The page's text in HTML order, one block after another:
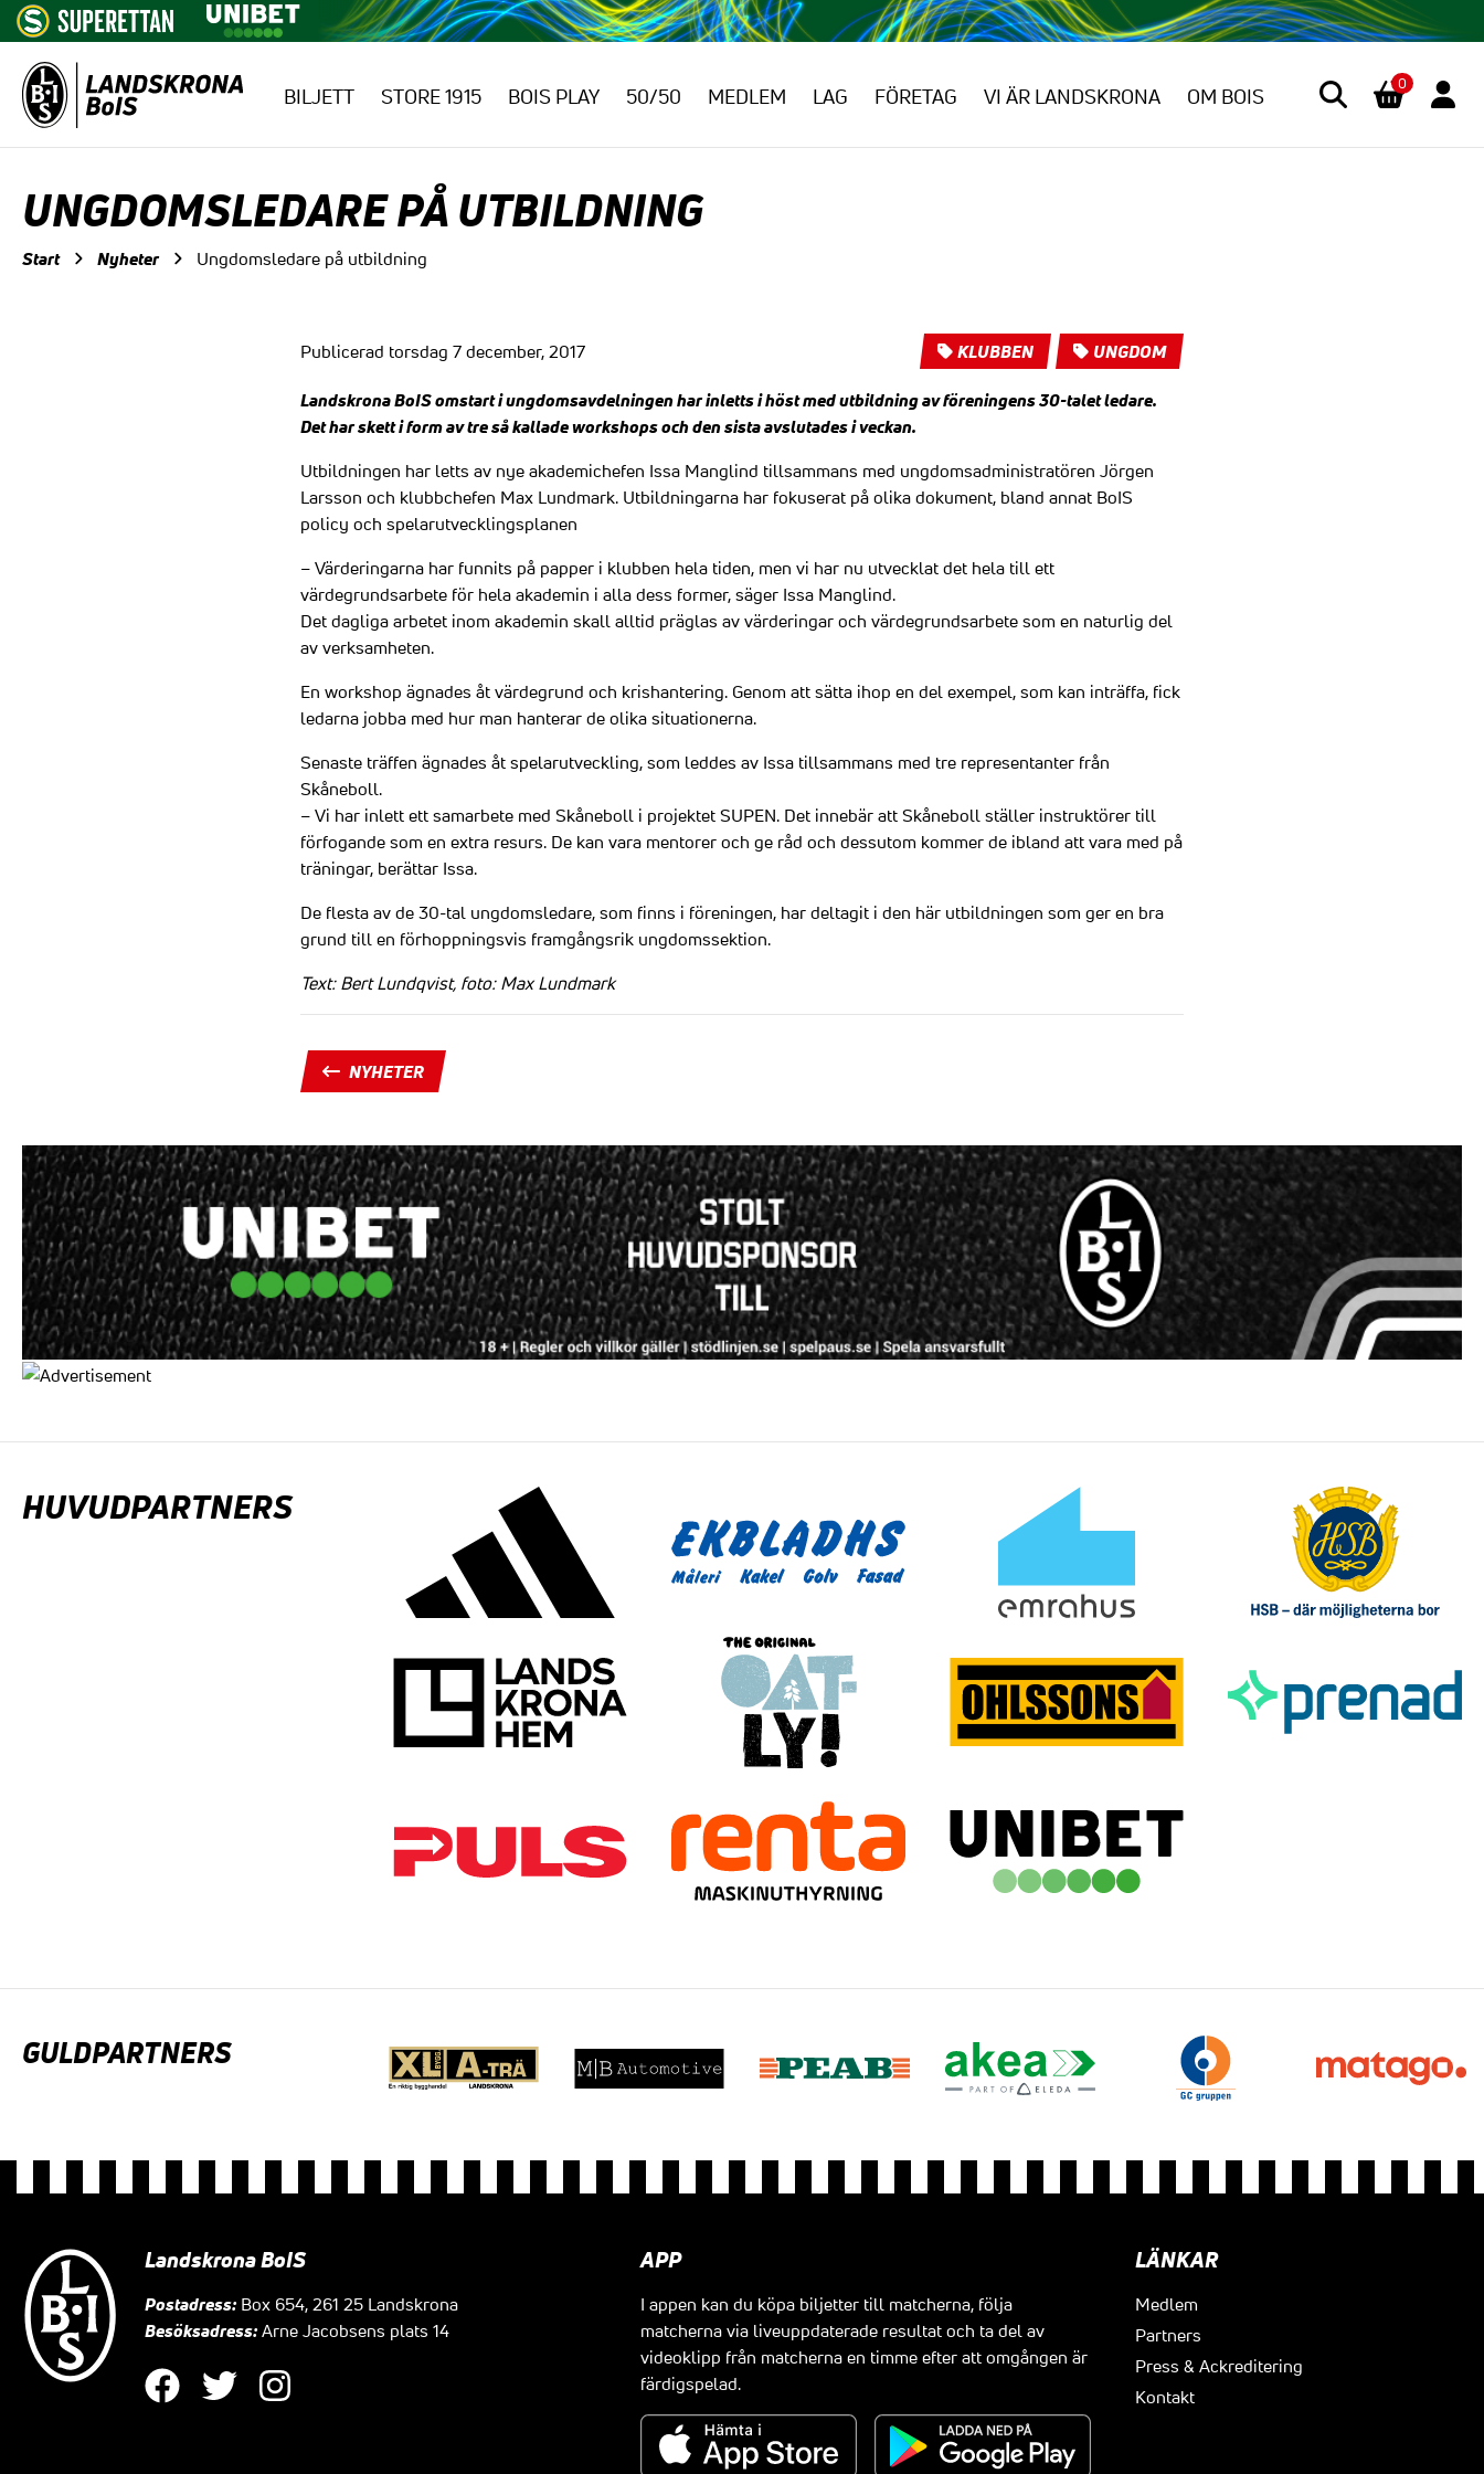
BILJETT STORE 1915 BOIS PLAY 50/50 MEDLEM LAG FÖRETAG VI ÄR LANDSKRONA OM BOIS
0
UNGDOMSLEDARE PÅ UTBILDNING
Start Nyheter Ungdomsledare på utbildning
Publicerad torsdag 7 december, 2017 KLUBBEN
UNGDOM
Landskrona BoIS omstart i ungdomsavdelningen har inletts i höst med utbildning av föreningens 30-talet ledare.
Det har skett i form av tre så kallade workshops och den sista avslutades i veckan.
Utbildningen har letts av nye akademichefen Issa Manglind tillsammans med ungdomsadministratören Jörgen
Larsson och klubbchefen Max Lundmark. Utbildningarna har fokuserat på olika dokument, bland annat BoIS
policy och spelarutvecklingsplanen
– Värderingarna har funnits på papper i klubben hela tiden, men vi har nu utvecklat det hela till ett
värdegrundsarbete för hela akademin i alla dess former, säger Issa Manglind.
Det dagliga arbetet inom akademin skall alltid präglas av värderingar och värdegrundsarbete som en naturlig del
av verksamheten.
En workshop ägnades åt värdegrund och krishantering. Genom att sätta ihop en del exempel, som kan inträffa, fick
ledarna jobba med hur man hanterar de olika situationerna.
Senaste träffen ägnades åt spelarutveckling, som leddes av Issa tillsammans med tre representanter från
Skåneboll.
– Vi har inlett ett samarbete med Skåneboll i projektet SUPEN. Det innebär att Skåneboll ställer instruktörer till
förfogande som en extra resurs. De kan vara mentorer och ge råd och dessutom kommer de ibland att vara med på
träningar, berättar Issa.
De flesta av de 30-tal ungdomsledare, som finns i föreningen, har deltagit i den här utbildningen som ger en bra
grund till en förhoppningsvis framgångsrik ungdomssektion.
Text: Bert Lundqvist, foto: Max Lundmark
NYHETER
HUVUDPARTNERS
GULDPARTNERS
Landskrona BoIS
Postadress:Box 654, 261 25 Landskrona
Besöksadress:Arne Jacobsens plats 14
APP
I appen kan du köpa biljetter till matcherna, följa
matcherna via liveuppdaterade resultat och ta del av
videoklipp från matcherna en timme efter att omgången är
färdigspelad.
LÄNKAR
Medlem
Partners
Press & Ackreditering
Kontakt